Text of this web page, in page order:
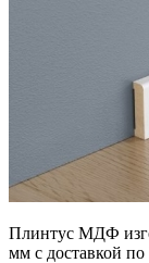
Плинтус МДФ
мм с доставкой